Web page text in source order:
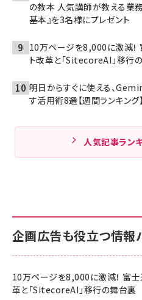
の教本 人気講師が教える業
基本』を3名様にプレゼント
10万ページを8,000に激減！
ト改革と「SitecoreAI」移行
明日からすぐに使える、
す活用術8選【週間ランキング】
人気記事ラン
企画広告も役立つ情報
10万ページを8,000に激減！ 富
革と「SitecoreAI」移行の舞台裏